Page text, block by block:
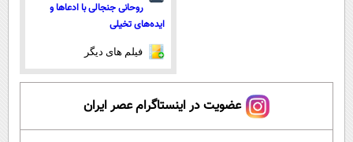
روحانی جنجالی با ادعاها و
ایده‌های تخیلی
فیلم های دیگر
عضویت در اینستاگرام عصر ایران